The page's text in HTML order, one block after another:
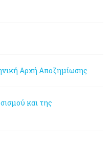
Αρχή Αποζημίωσης
και της